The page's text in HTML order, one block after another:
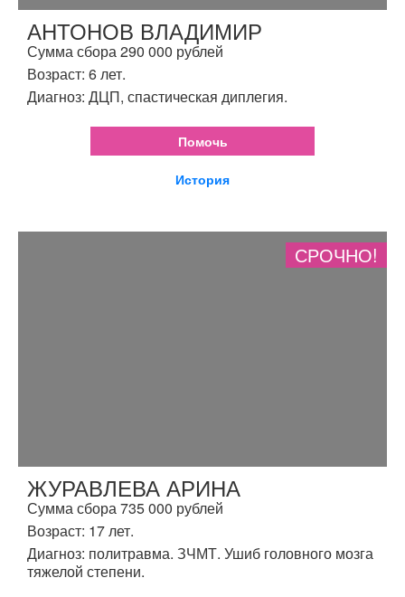
АНТОНОВ ВЛАДИМИР
Сумма сбора 290 000 рублей
Возраст: 6 лет.
Диагноз: ДЦП, спастическая диплегия.
Помочь
История
СРОЧНО!
ЖУРАВЛЕВА АРИНА
Сумма сбора 735 000 рублей
Возраст: 17 лет.
Диагноз: политравма. ЗЧМТ. Ушиб головного мозга
тяжелой степени.